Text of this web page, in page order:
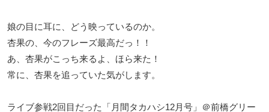
娘の目に耳に、どう映っているのか。
杏果の、今のフレーズ最高だっ！！
あ、杏果がこっち来るよ、ほら来た！
常に、杏果を追っていた気がします。
ライブ参戦2回目だった「月間タカハシ12月号」＠前橋グリー